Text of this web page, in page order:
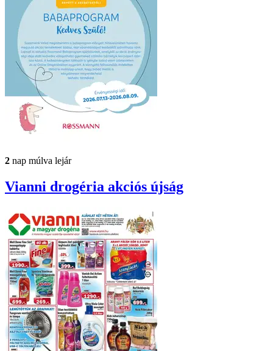
2 nap múlva lejár
Vianni drogéria akciós újság